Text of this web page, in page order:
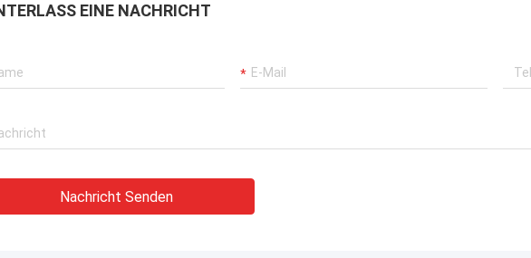
EINE NACHRICHT
Nachricht Senden